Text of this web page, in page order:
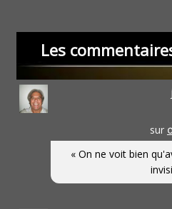
Les
sur
« On ne voit bien